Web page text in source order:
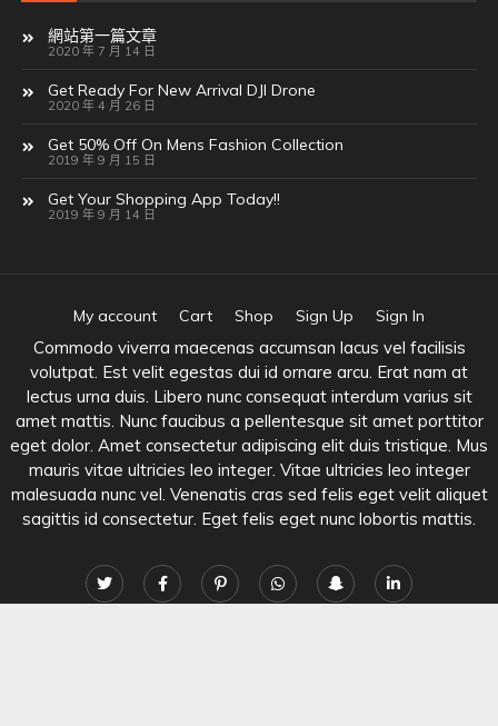
網站第一篇文章
2020 年 7 月 14 日
Get Ready For New Arrival DJI Drone
2020 年 4 月 26 日
Get 50% Off On Mens Fashion Collection
2019 年 9 月 15 日
Get Your Shopping App Today!!
2019 年 9 月 14 日
My account Cart Shop Sign Up Sign In
Commodo viverra maecenas accumsan lacus vel facilisis
volutpat. Est velit egestas dui id ornare arcu. Erat nam at
lectus urna duis. Libero nunc consequat interdum varius sit
amet mattis. Nunc faucibus a pellentesque sit amet porttitor
eget dolor. Amet consectetur adipiscing elit duis tristique. Mus
mauris vitae ultricies leo integer. Vitae ultricies leo integer
malesuada nunc vel. Venenatis cras sed felis eget velit aliquet
sagittis id consectetur. Eget felis eget nunc lobortis mattis.